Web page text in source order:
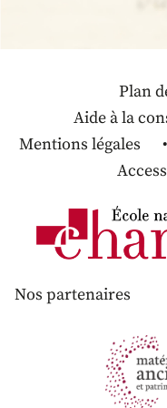
Plan
Aide à la
Mentions légales
Nos partenaires